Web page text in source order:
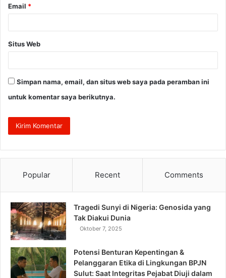
Email *
Situs Web
Simpan nama, email, dan situs web saya pada peramban ini
untuk komentar saya berikutnya.
Popular Recent Comments
Tragedi Sunyi di Nigeria: Genosida yang
Tak Diakui Dunia
Oktober 7, 2025
Potensi Benturan Kepentingan &
Pelanggaran Etika di Lingkungan BPJN
Sulut: Saat Integritas Pejabat Diuji dalam